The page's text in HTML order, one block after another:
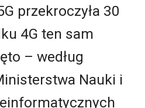
przekroczyła 30
4G ten sam
– według
Nauki i